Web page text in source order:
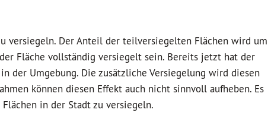
versiegeln. Der Anteil der teilversiegelten Flächen wird um
Fläche vollständig versiegelt sein. Bereits jetzt hat der
der Umgebung. Die zusätzliche Versiegelung wird diesen
können diesen Effekt auch nicht sinnvoll aufheben. Es
in der Stadt zu versiegeln.